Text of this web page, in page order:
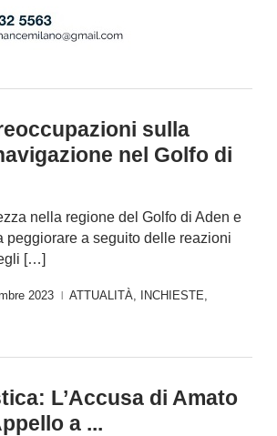
sulla
nel Golfo di
nella regione del Golfo di Aden e
peggiorare a seguito delle reazioni
[…]
2023 ATTUALITÀ INCHIESTE
L’Accusa di Amato
a ...